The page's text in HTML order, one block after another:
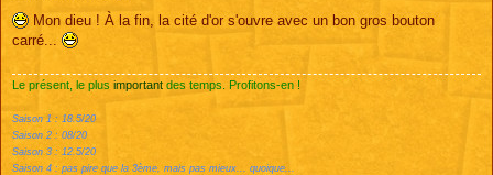
s
s
a
Mon dieu ! À la fin, la cité d'or s'ouvre avec un bon gros bouton
carré...
Le présent, le plus important des temps. Profitons-en !
Saison 1 : 18.5/20
Saison 2 : 08/20
Saison 3 : 12.5/20
Saison 4 : pas pire que la 3ème, mais pas mieux... quoique...